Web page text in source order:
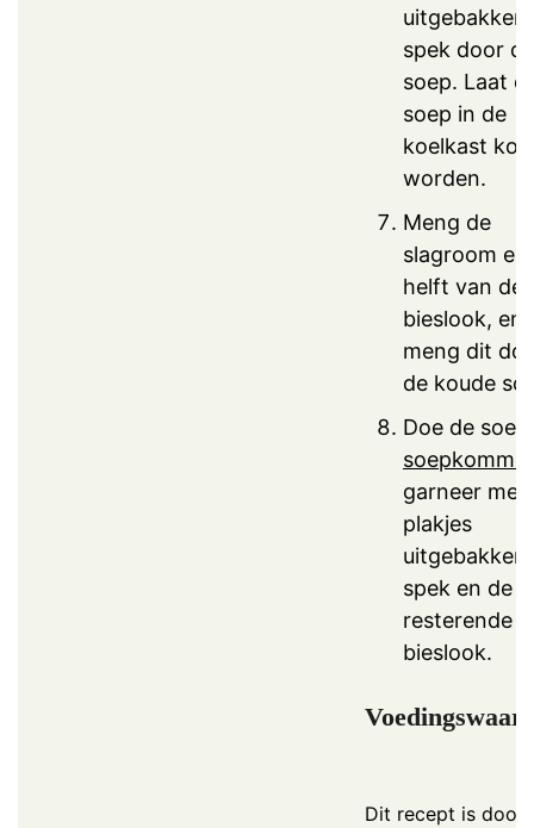
uitgebakken
spek door de
soep. Laat
soep in de
koelkast
worden.
Meng de
slagroom en
helft van de
bieslook, en
meng dit
de koude
Doe de
garneer met
plakjes
uitgebakken
spek en de
resterende
bieslook.
Dit recept is door